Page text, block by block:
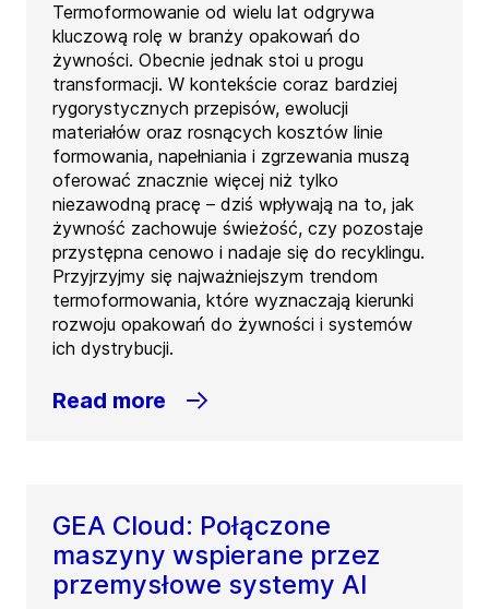
Termoformowanie od wielu lat odgrywa
kluczową rolę w branży opakowań do
żywności. Obecnie jednak stoi u progu
transformacji. W kontekście coraz bardziej
rygorystycznych przepisów, ewolucji
materiałów oraz rosnących kosztów linie
formowania, napełniania i zgrzewania muszą
oferować znacznie więcej niż tylko
niezawodną pracę – dziś wpływają na to, jak
żywność zachowuje świeżość, czy pozostaje
przystępna cenowo i nadaje się do recyklingu.
Przyjrzyjmy się najważniejszym trendom
termoformowania, które wyznaczają kierunki
rozwoju opakowań do żywności i systemów
ich dystrybucji.
Read more
GEA Cloud: Połączone
maszyny wspierane przez
przemysłowe systemy AI